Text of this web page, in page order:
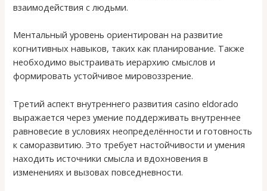
взаимодействия с людьми.
Ментальный уровень ориентирован на развитие
когнитивных навыков, таких как планирование. Также
необходимо выстраивать иерархию смыслов и
формировать устойчивое мировоззрение.
Третий аспект внутреннего развития casino eldorado
выражается через умение поддерживать внутреннее
равновесие в условиях неопределённости и готовность
к саморазвитию. Это требует настойчивости и умения
находить источники смысла и вдохновения в
изменениях и вызовах повседневности.